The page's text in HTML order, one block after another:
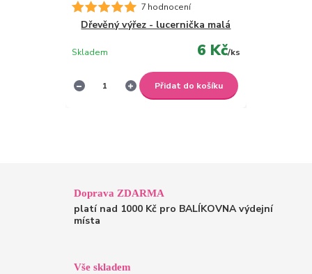
7 hodnocení
Dřevěný výřez - lucernička malá
6 Kč/ks
Skladem
Přidat do košíku
Doprava ZDARMA
platí nad 1000 Kč pro BALÍKOVNA výdejní
místa
Vše skladem